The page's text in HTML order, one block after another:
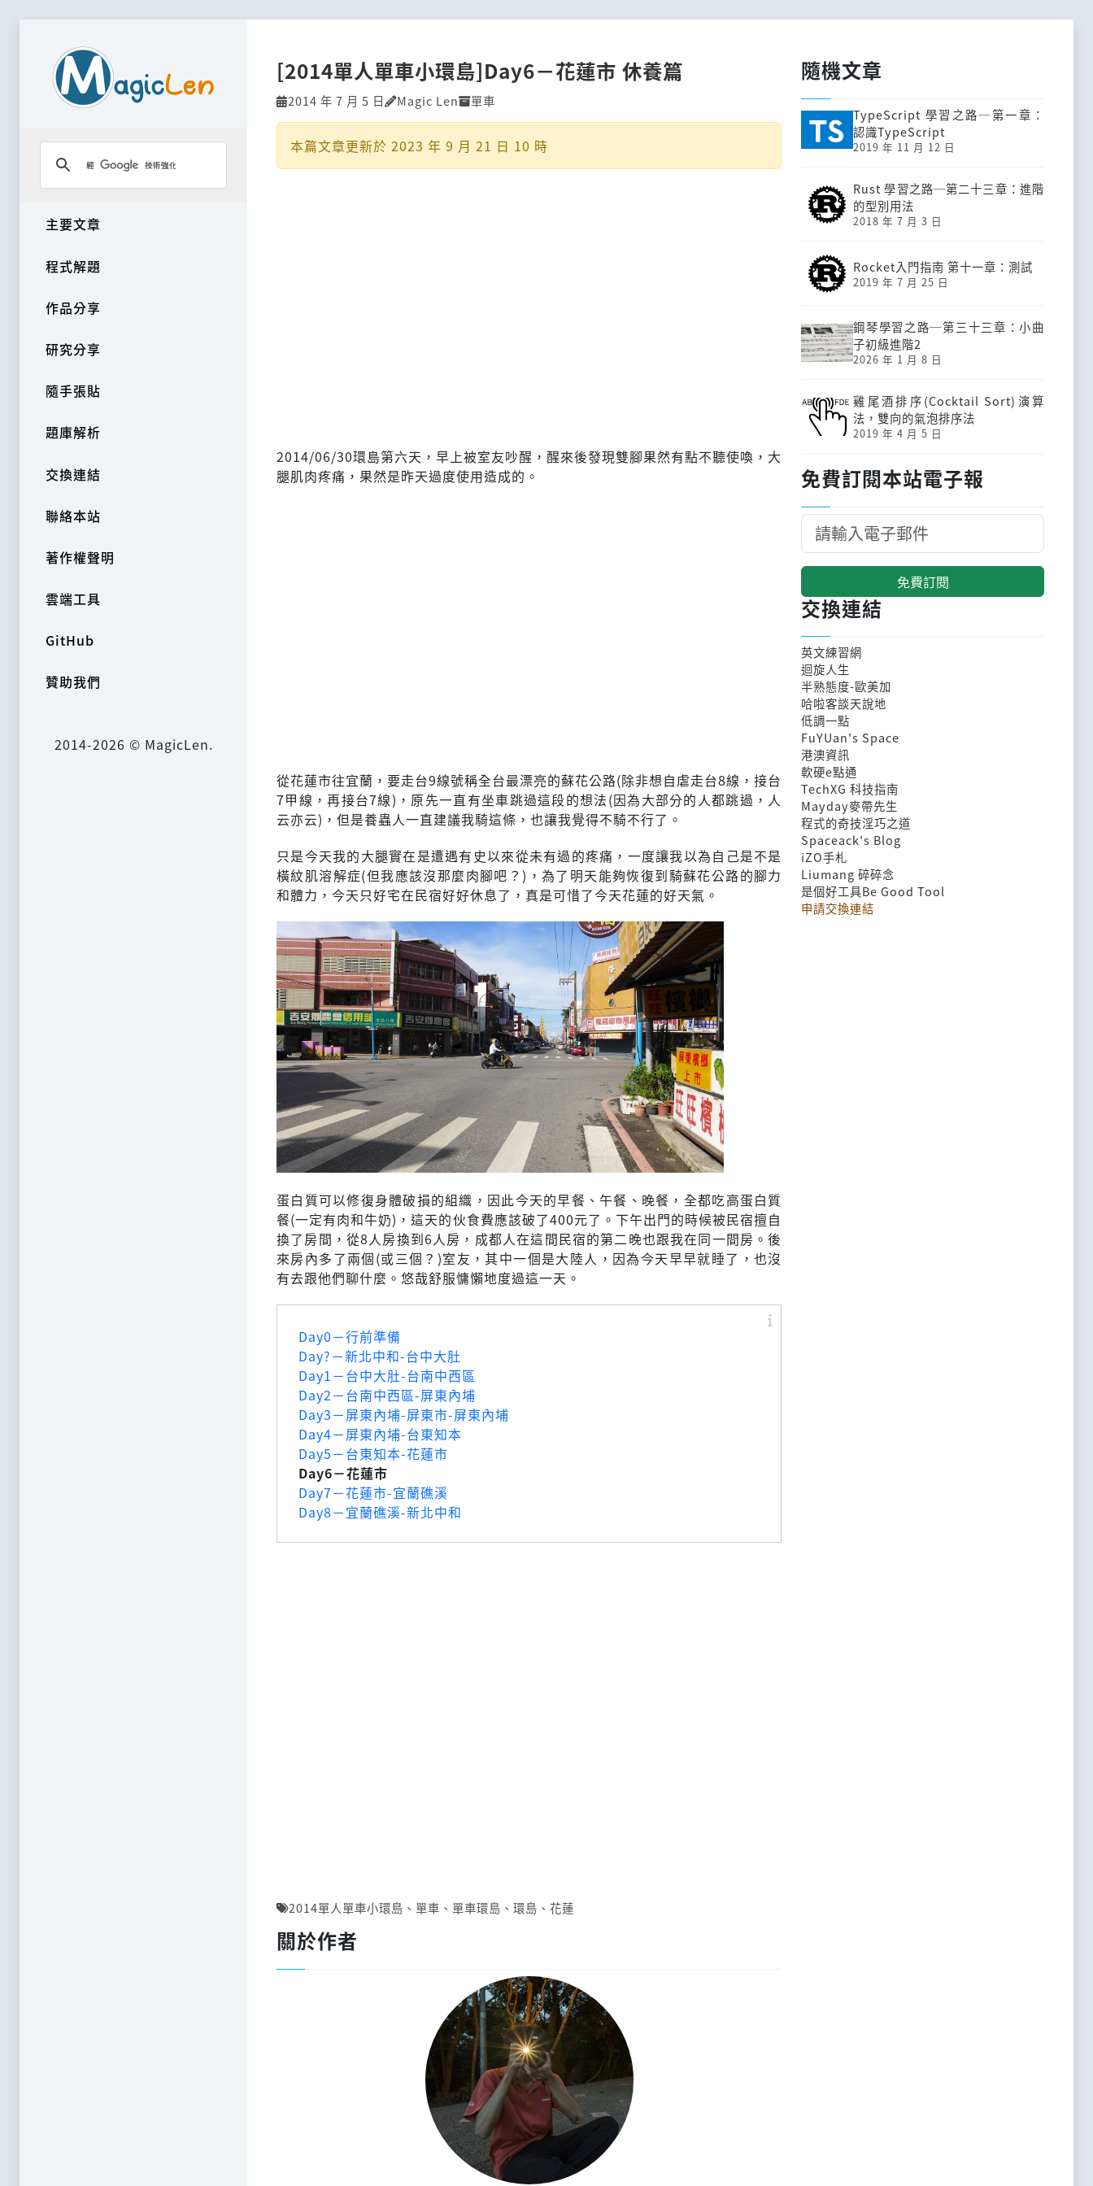
主要文章
程式解題
作品分享
研究分享
隨手張貼
題庫解析
交換連結
聯絡本站
著作權聲明
雲端工具
GitHub
贊助我們
2014-2026 © MagicLen.
[2014單人單車小環島]Day6－花蓮市 休養篇
2014 年 7 月 5 日 Magic Len 單車
本篇文章更新於 2023 年 9 月 21 日 10 時
2014/06/30環島第六天，早上被室友吵醒，醒來後發現雙腳果然有點不聽使喚，大
腿肌肉疼痛，果然是昨天過度使用造成的。
從花蓮市往宜蘭，要走台9線號稱全台最漂亮的蘇花公路(除非想自虐走台8線，接台
7甲線，再接台7線)，原先一直有坐車跳過這段的想法(因為大部分的人都跳過，人
云亦云)，但是養蟲人一直建議我騎這條，也讓我覺得不騎不行了。
只是今天我的大腿實在是遭遇有史以來從未有過的疼痛，一度讓我以為自己是不是
橫紋肌溶解症(但我應該沒那麼肉腳吧？)，為了明天能夠恢復到騎蘇花公路的腳力
和體力，今天只好宅在民宿好好休息了，真是可惜了今天花蓮的好天氣。
蛋白質可以修復身體破損的組織，因此今天的早餐、午餐、晚餐，全都吃高蛋白質
餐(一定有肉和牛奶)，這天的伙食費應該破了400元了。下午出門的時候被民宿擅自
換了房間，從8人房換到6人房，成都人在這間民宿的第二晚也跟我在同一間房。後
來房內多了兩個(或三個？)室友，其中一個是大陸人，因為今天早早就睡了，也沒
有去跟他們聊什麼。悠哉舒服慵懶地度過這一天。
Day0－行前準備
Day?－新北中和-台中大肚
Day1－台中大肚-台南中西區
Day2－台南中西區-屏東內埔
Day3－屏東內埔-屏東市-屏東內埔
Day4－屏東內埔-台東知本
Day5－台東知本-花蓮市
Day6－花蓮市
Day7－花蓮市-宜蘭礁溪
Day8－宜蘭礁溪-新北中和
2014單人單車小環島 、 單車 、 單車環島 、 環島 、 花蓮
關於作者
隨機文章
TypeScript 學習之路─第一章：
認識TypeScript
2019 年 11 月 12 日
Rust 學習之路─第二十三章：進階
的型別用法
2018 年 7 月 3 日
Rocket入門指南 第十一章：測試
2019 年 7 月 25 日
鋼琴學習之路─第三十三章：小曲
子初級進階2
2026 年 1 月 8 日
雞尾酒排序(Cocktail Sort)演算
法，雙向的氣泡排序法
2019 年 4 月 5 日
免費訂閱本站電子報
免費訂閱
交換連結
英文練習網
迴旋人生
半熟態度-歐美加
哈啦客談天說地
低調一點
FuYUan's Space
港澳資訊
軟硬e點通
TechXG 科技指南
Mayday麥帶先生
程式的奇技淫巧之道
Spaceack's Blog
iZO手札
Liumang 碎碎念
是個好工具Be Good Tool
申請交換連結